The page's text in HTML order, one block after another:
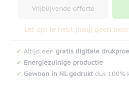
Vrijblijvende offerte
Let op: Je hebt (nog) geen
✔ Altijd een gratis digitale
✔ Energiezuinige productie
✔ Gewoon in NL gedruktdus 100%